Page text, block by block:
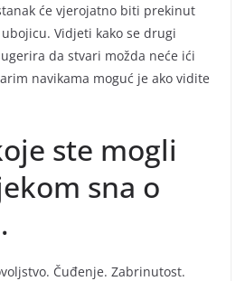
će vjerojatno biti prekinut
Vidjeti kako se drugi
da stvari možda neće ići
navikama moguć je ako vidite
ste mogli
sna o
Čuđenje. Zabrinutost.